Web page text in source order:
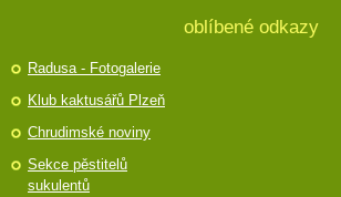
oblíbené odkazy
Radusa - Fotogalerie
Klub kaktusářů Plzeň
Chrudimské noviny
Sekce pěstitelů
sukulentů